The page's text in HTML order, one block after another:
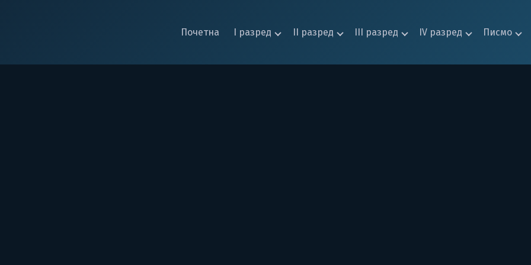
Почетна I разред II разред III разред IV разред Писмо